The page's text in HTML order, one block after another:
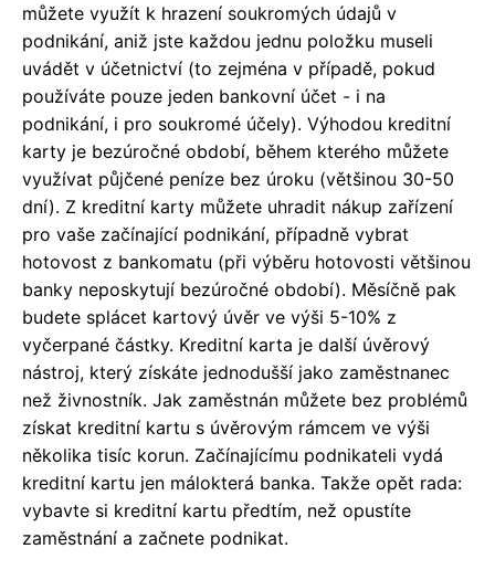
můžete využít k hrazení soukromých údajů v
podnikání, aniž jste každou jednu položku museli
uvádět v účetnictví (to zejména v případě, pokud
používáte pouze jeden bankovní účet - i na
podnikání, i pro soukromé účely). Výhodou kreditní
karty je bezúročné období, během kterého můžete
využívat půjčené peníze bez úroku (většinou 30-50
dní). Z kreditní karty můžete uhradit nákup zařízení
pro vaše začínající podnikání, případně vybrat
hotovost z bankomatu (při výběru hotovosti většinou
banky neposkytují bezúročné období). Měsíčně pak
budete splácet kartový úvěr ve výši 5-10% z
vyčerpané částky. Kreditní karta je další úvěrový
nástroj, který získáte jednodušší jako zaměstnanec
než živnostník. Jak zaměstnán můžete bez problémů
získat kreditní kartu s úvěrovým rámcem ve výši
několika tisíc korun. Začínajícímu podnikateli vydá
kreditní kartu jen málokterá banka. Takže opět rada:
vybavte si kreditní kartu předtím, než opustíte
zaměstnání a začnete podnikat.